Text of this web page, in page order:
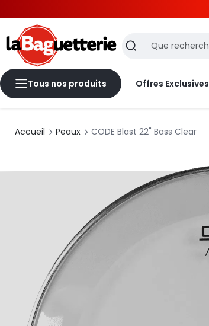
Recherche
Tous nos produits Offres Exclusives
Accueil Peaux CODE Blast 22" Bass Clear